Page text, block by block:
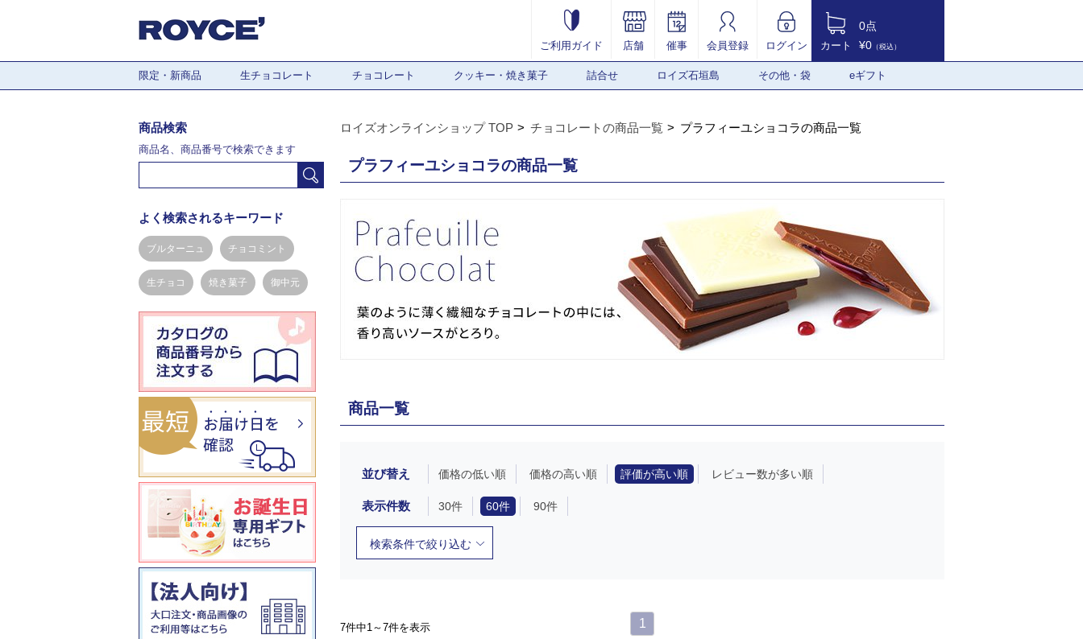
ご利用ガイド 店舗 催事 会員登録 ログイン カート
0点
¥0 （税込）
限定・新商品 生チョコレート チョコレート クッキー・焼き菓子 詰合せ ロイズ石垣島 その他・袋 eギフト
ロイズオンラインショップ TOP チョコレートの商品一覧 プラフィーユショコラの商品一覧
プラフィーユショコラの商品一覧
商品一覧
並び替え 価格の低い順 価格の高い順 評価が高い順 レビュー数が多い順
表示件数 30件 60件 90件
検索条件で絞り込む
7件中1～7件を表示 1
商品検索
商品名、商品番号で検索できます
よく検索されるキーワード
ブルターニュ チョコミント
生チョコ 焼き菓子 御中元